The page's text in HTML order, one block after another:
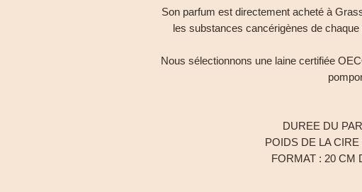
Son parfum est directement acheté à
les substances cancérigènes de
Nous sélectionnons une laine certifiée
DUREE DU
POIDS DE LA
FORMAT : 20 CM